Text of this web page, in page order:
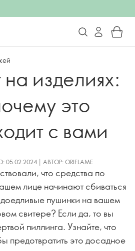
изделиях:
это
с вами
| АВТОР: ORIFLAME
что средства по
лице начинают сбиваться
пушинки на вашем
свитере? Если да, то вы
пиллинга. Узнайте, что
предотвратить это досадное